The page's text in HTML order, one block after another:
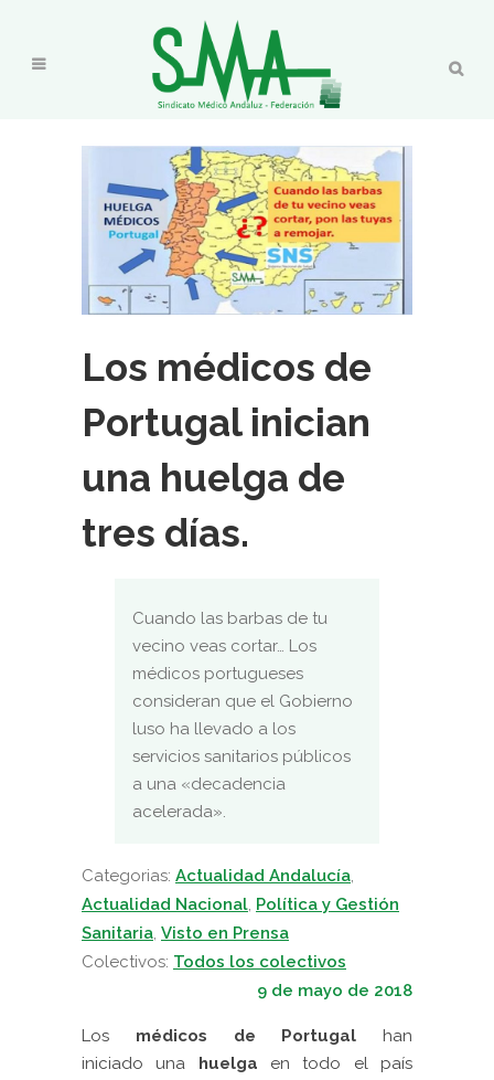
Los médicos de
Portugal inician
una huelga de
tres días.
Cuando las barbas de tu
vecino veas cortar… Los
médicos portugueses
consideran que el Gobierno
luso ha llevado a los
servicios sanitarios públicos
a una «decadencia
acelerada».
Categorias: Actualidad Andalucía,
Actualidad Nacional, Política y Gestión
Sanitaria, Visto en Prensa
Colectivos: Todos los colectivos
9 de mayo de 2018
Los médicos de Portugal han
iniciado una huelga en todo el país